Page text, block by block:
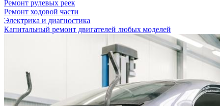
Ремонт рулевых реек
Ремонт ходовой части
Электрика и диагностика
Капитальный ремонт двигателей любых моделей